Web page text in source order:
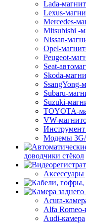
Lada-
Lexus-
Mercedes-
Mitsubishi -
Nissan-
Opel-
Peugeot-
Seat-
Skoda-
SsangYong-
Subaru-
Suzuki-
TOYOTA-
VW-
Модемы
доводчики стёкол
Аксессуары
Acura-
Alfa Romeo-
Audi-камера